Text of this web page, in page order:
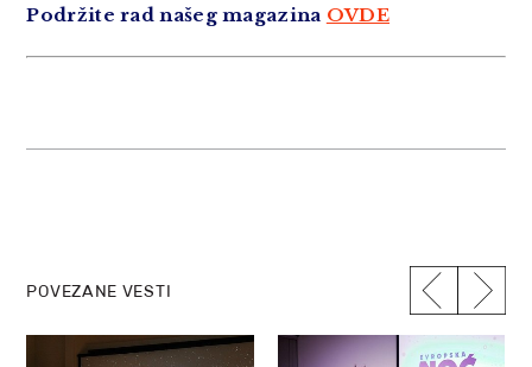
Podržite rad našeg magazina OVDE
POVEZANE VESTI